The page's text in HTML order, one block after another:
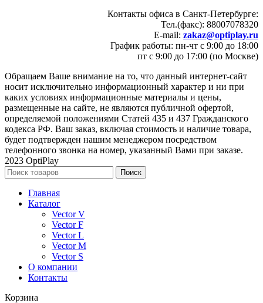
Контакты офиса в Санкт-Петербурге:
Тел.(факс): 88007078320
E-mail: zakaz@optiplay.ru
График работы: пн-чт с 9:00 до 18:00
пт с 9:00 до 17:00 (по Москве)
Обращаем Ваше внимание на то, что данный интернет-сайт
носит исключительно информационный характер и ни при
каких условиях информационные материалы и цены,
размещенные на сайте, не являются публичной офертой,
определяемой положениями Статей 435 и 437 Гражданского
кодекса РФ. Ваш заказ, включая стоимость и наличие товара,
будет подтвержден нашим менеджером посредством
телефонного звонка на номер, указанный Вами при заказе.
2023 OptiPlay
Поиск
Главная
Каталог
Vector V
Vector F
Vector L
Vector M
Vector S
О компании
Контакты
Корзина